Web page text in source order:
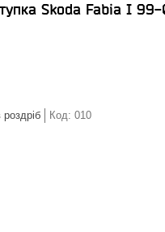
Skoda Fabia I
Код: 010